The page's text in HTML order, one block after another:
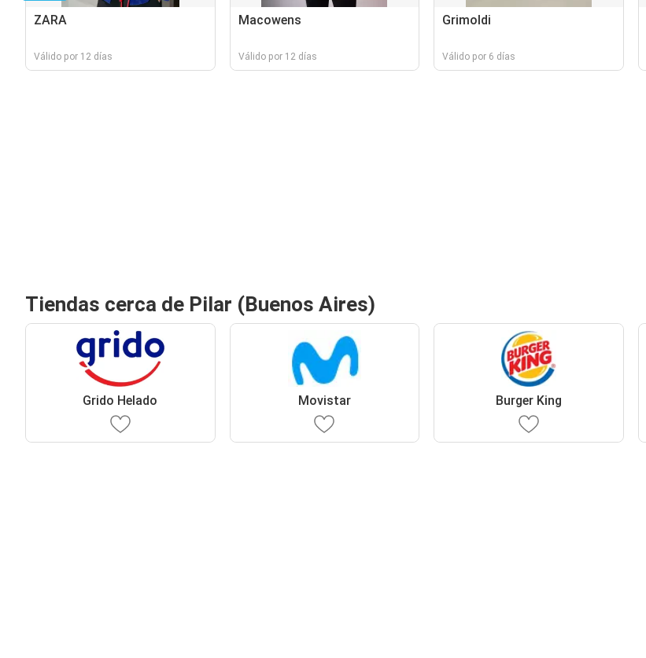
ZARA
Válido por 12 días
Macowens
Válido por 12 días
Grimoldi
Válido por 6 días
Tiendas cerca de Pilar (Buenos Aires)
Grido Helado Movistar Burger King